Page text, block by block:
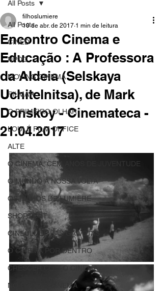
All Posts
CINED
NPDC
MOVING CINEMA
FILMAR
O PRIMEIRO OLHAR
LOULÉ FILM OFFICE
ALTE
O CINEMA, CEM ANOS DE JUVENTUDE
O MUNDO À NOSSA VOLTA
OS FILHOS DE LUMIÈRE
SHORTCUT
CINECLUBE DAS GAIVOTAS
O CINEMA POR DENTRO
CRESCER COM O CINEMA
NO PAÍS DO CINEMA
All Posts
Encontro Cinema e
Educação : A Professora
da Aldeia (Selskaya
Uchitelnitsa), de Mark
Donskoy - Cinemateca -
21.04.2017
filhoslumiere
10 de abr. de 2017 1 min de leitura